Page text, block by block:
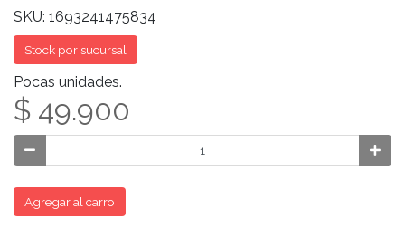
SKU: 1693241475834
Stock por sucursal
Pocas unidades.
$ 49.900
Agregar al carro